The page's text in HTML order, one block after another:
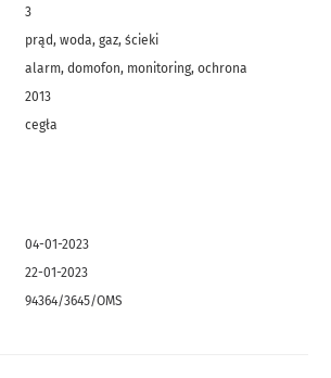
3
prąd, woda, gaz, ścieki
alarm, domofon, monitoring, ochrona
2013
cegła
04-01-2023
22-01-2023
94364/3645/OMS